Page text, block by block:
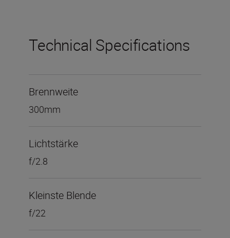
Technical Specifications
Brennweite
300mm
Lichtstärke
f/2.8
Kleinste Blende
f/22